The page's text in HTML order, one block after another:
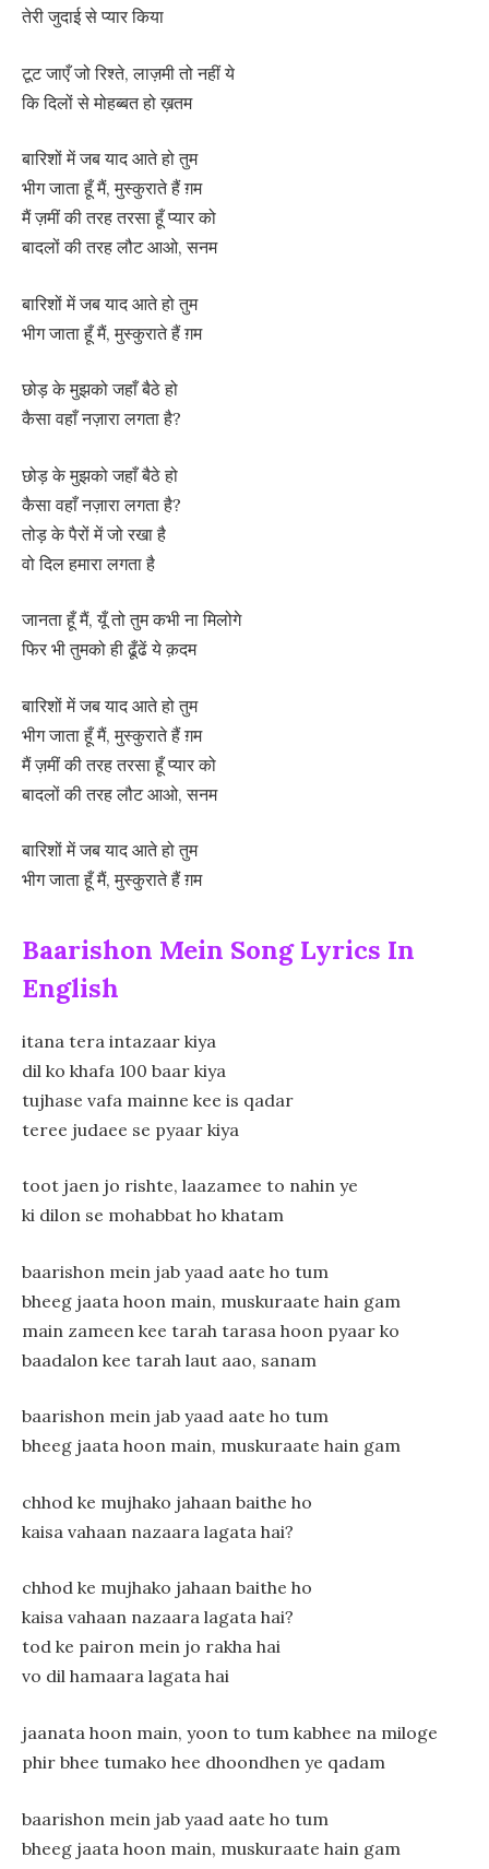
तेरी जुदाई से प्यार किया
टूट जाएँ जो रिश्ते, लाज़मी तो नहीं ये
कि दिलों से मोहब्बत हो ख़तम
बारिशों में जब याद आते हो तुम
भीग जाता हूँ मैं, मुस्कुराते हैं ग़म
मैं ज़मीं की तरह तरसा हूँ प्यार को
बादलों की तरह लौट आओ, सनम
बारिशों में जब याद आते हो तुम
भीग जाता हूँ मैं, मुस्कुराते हैं ग़म
छोड़ के मुझको जहाँ बैठे हो
कैसा वहाँ नज़ारा लगता है?
छोड़ के मुझको जहाँ बैठे हो
कैसा वहाँ नज़ारा लगता है?
तोड़ के पैरों में जो रखा है
वो दिल हमारा लगता है
जानता हूँ मैं, यूँ तो तुम कभी ना मिलोगे
फिर भी तुमको ही ढूँढें ये क़दम
बारिशों में जब याद आते हो तुम
भीग जाता हूँ मैं, मुस्कुराते हैं ग़म
मैं ज़मीं की तरह तरसा हूँ प्यार को
बादलों की तरह लौट आओ, सनम
बारिशों में जब याद आते हो तुम
भीग जाता हूँ मैं, मुस्कुराते हैं ग़म
Baarishon Mein Song Lyrics In
English
itana tera intazaar kiya
dil ko khafa 100 baar kiya
tujhase vafa mainne kee is qadar
teree judaee se pyaar kiya
toot jaen jo rishte, laazamee to nahin ye
ki dilon se mohabbat ho khatam
baarishon mein jab yaad aate ho tum
bheeg jaata hoon main, muskuraate hain gam
main zameen kee tarah tarasa hoon pyaar ko
baadalon kee tarah laut aao, sanam
baarishon mein jab yaad aate ho tum
bheeg jaata hoon main, muskuraate hain gam
chhod ke mujhako jahaan baithe ho
kaisa vahaan nazaara lagata hai?
chhod ke mujhako jahaan baithe ho
kaisa vahaan nazaara lagata hai?
tod ke pairon mein jo rakha hai
vo dil hamaara lagata hai
jaanata hoon main, yoon to tum kabhee na miloge
phir bhee tumako hee dhoondhen ye qadam
baarishon mein jab yaad aate ho tum
bheeg jaata hoon main, muskuraate hain gam